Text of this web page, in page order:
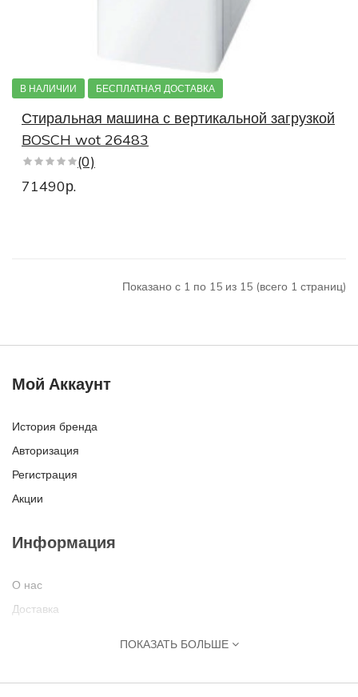
В НАЛИЧИИ БЕСПЛАТНАЯ ДОСТАВКА
Стиральная машина с вертикальной загрузкой
BOSCH wot 26483
(0)
71490р.
Показано с 1 по 15 из 15 (всего 1 страниц)
Мой Аккаунт
История бренда
Авторизация
Регистрация
Акции
Информация
О нас
Доставка
Условия соглашения
ПОКАЗАТЬ БОЛЬШЕ